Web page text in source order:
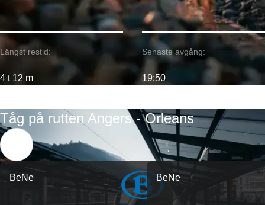
Längst restid:
4 t 12 m
Senaste avgång:
19:50
Tåg på rutten Angers - Orleans
BeNe BeNe